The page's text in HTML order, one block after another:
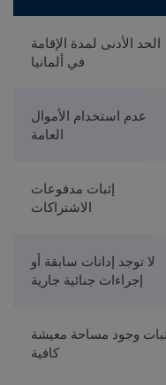
الحد الأدنى لمدة الإقامة
في ألمانيا
عدم استخدام الأموال
العامة
إثبات مدفوعات
الاشتراكات
لا توجد إدانات سابقة أو
إجراءات جنائية جارية
وجود مساحة معيشة
كافية